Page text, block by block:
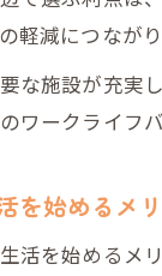
軽減につなが
な施設が充実
ワークライフ
を始めるメ
活を始めるメ